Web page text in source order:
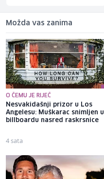
Možda vas zanima
O ČEMU JE RIJEČ
Nesvakidašnji prizor u Los
Angelesu: Muškarac snimljen u
billboardu nasred raskrsnice
4 sata